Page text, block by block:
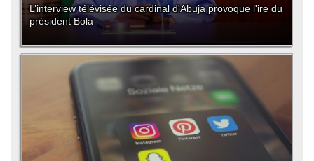
L’interview télévisée du cardinal d'Abuja provoque l'ire du
président Bola